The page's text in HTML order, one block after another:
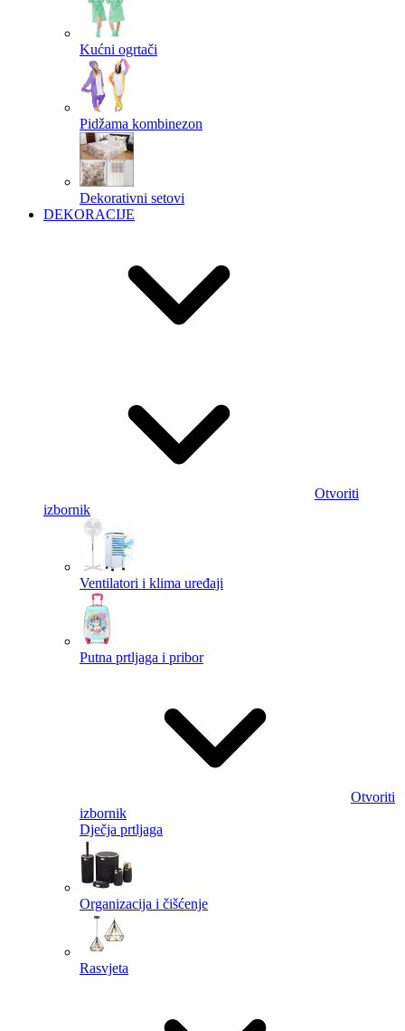
Kućni ogrtači
Pidžama kombinezon
Dekorativni setovi
DEKORACIJE
Otvoriti
izbornik
Ventilatori i klima uređaji
Putna prtljaga i pribor
Otvoriti
izbornik
Dječja prtljaga
Organizacija i čišćenje
Rasvjeta